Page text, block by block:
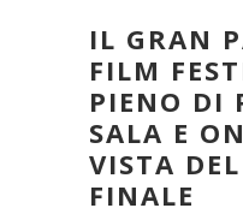
IL GRAN
FILM
PIENO DI
SALA E
VISTA
FINALE